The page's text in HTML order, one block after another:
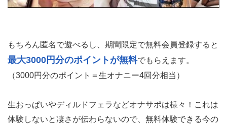
もちろん匿名で遊べるし、期間限定で無料会員登録すると
最大3000円分のポイントが無料でもらえます。
（3000円分のポイント＝生オナニー4回分相当）
生おっぱいやディルドフェラなどオナサポは様々！これは
体験しないと凄さが伝わらないので、無料体験できる今の